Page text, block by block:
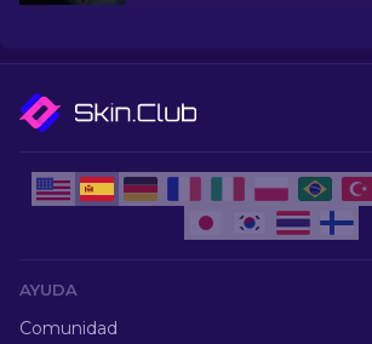
AYUDA
Comunidad